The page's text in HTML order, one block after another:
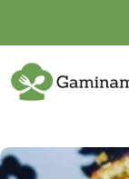
content